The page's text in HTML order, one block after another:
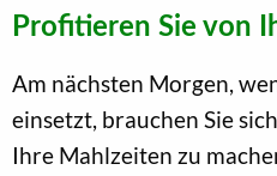
Profitieren Sie von
Am nächsten Morgen,
einsetzt, brauchen Sie
Ihre Mahlzeiten zu